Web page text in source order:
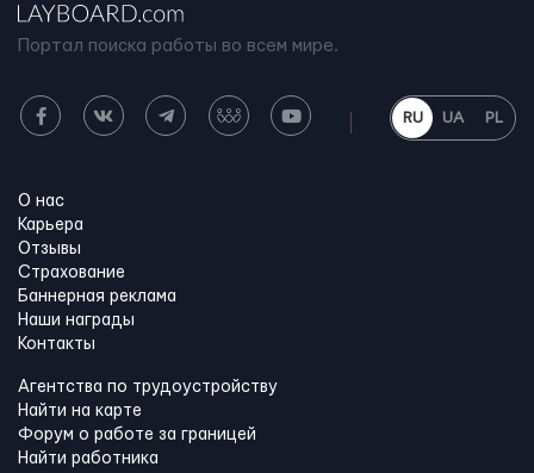
Портал поиска работы во всем мире.
RU UA PL
О нас
Карьера
Отзывы
Страхование
Баннерная реклама
Наши награды
Контакты
Агентства по трудоустройству
Найти на карте
Форум о работе за границей
Найти работника